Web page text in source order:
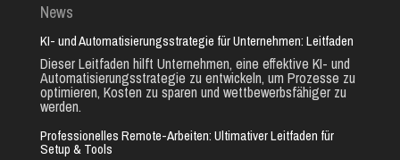
News
KI- und Automatisierungsstrategie für Unternehmen: Leitfaden
Dieser Leitfaden hilft Unternehmen, eine effektive KI- und
Automatisierungsstrategie zu entwickeln, um Prozesse zu
optimieren, Kosten zu sparen und wettbewerbsfähiger zu
werden.
Professionelles Remote-Arbeiten: Ultimativer Leitfaden für
Setup & Tools